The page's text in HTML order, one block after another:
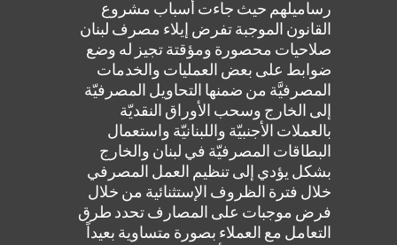
رساميلهم حيث جاءت أسباب مشروع
القانون الموجبة تفرض إيلاء مصرف لبنان
صلاحيات محصورة ومؤقتة تجيز له وضع
ضوابط على بعض العمليات والخدمات
المصرفيَّة من ضمنها التحاويل المصرفيّة
إلى الخارج وسحب الأوراق النقديّة
بالعملات الأجنبيّة واللبنانيّة واستعمال
البطاقات المصرفيّة في لبنان والخارج
بشكل يؤدي إلى تنظيم العمل المصرفي
خلال فترة الظروف الإستثنائية من خلال
فرض موجبات على المصارف تحدد طرق
التعامل مع العملاء بصورة متساوية بعيداً